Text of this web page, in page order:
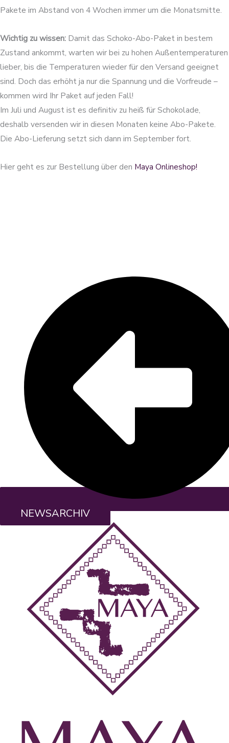
Pakete im Abstand von 4 Wochen immer um die Monatsmitte.
Wichtig zu wissen: Damit das Schoko-Abo-Paket in bestem
Zustand ankommt, warten wir bei zu hohen Außentemperaturen
lieber, bis die Temperaturen wieder für den Versand geeignet
sind. Doch das erhöht ja nur die Spannung und die Vorfreude –
kommen wird Ihr Paket auf jeden Fall!
Im Juli und August ist es definitiv zu heiß für Schokolade,
deshalb versenden wir in diesen Monaten keine Abo-Pakete.
Die Abo-Lieferung setzt sich dann im September fort.
Hier geht es zur Bestellung über den Maya Onlineshop!
NEWSARCHIV